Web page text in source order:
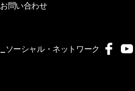
お問い合わせ
ソーシャル・ネットワーク